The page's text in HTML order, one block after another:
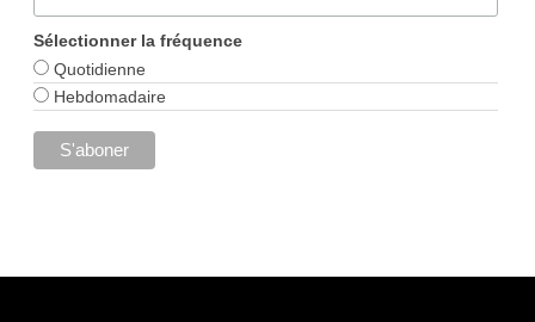
Sélectionner la fréquence
Quotidienne
Hebdomadaire